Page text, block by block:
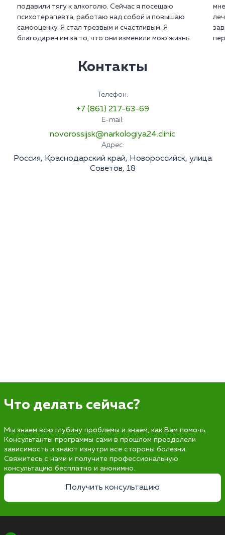
подавили тягу к алкоголю. Сейчас я посещаю
психотерапевта, работаю над собой и повышаю
самооценку. Я стал трезвым и счастливым. Я
благодарен им за то, что они изменили мою жизнь.
Контакты
Телефон:
+7 (861) 217-63-69
E-mail:
novorossijsk@narkologiya24.clinic
Адрес:
Россия, Краснодарский край, Новороссийск, улица
Советов, 18
Что делать сейчас?
Мы знаем всю глубину проблемы и знаем, как Вам помочь.
Консультанты программы сами в прошлом преодолели
зависимость и знают изнутри все стороны болезни.
Свяжитесь с нами и получите профессиональную
консультацию бесплатно и анонимно.
Получить консультацию